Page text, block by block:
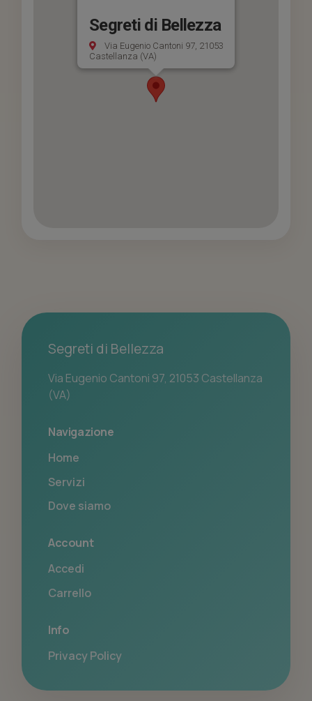
Segreti di Bellezza
Via Eugenio Cantoni 97, 21053
Castellanza (VA)
Segreti di Bellezza
Via Eugenio Cantoni 97, 21053 Castellanza
(VA)
Navigazione
Home
Servizi
Dove siamo
Account
Accedi
Carrello
Info
Privacy Policy